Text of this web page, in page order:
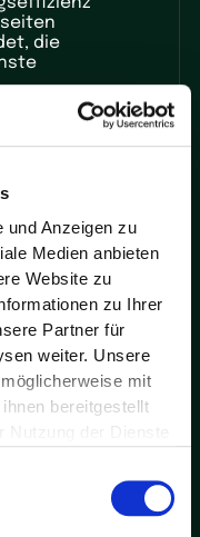
und Anzeigen zu
Medien anbieten
Website zu
zu Ihrer
Partner für
weiter. Unsere
mit
bereitgestellt
weiterhin nutzen.
die
auf
der
der
auf der
Bestän
dig
auf den
so kann
Bestän
dig